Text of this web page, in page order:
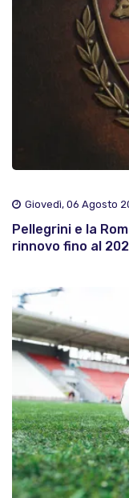
Giovedì, 06 Agosto
Pellegrini e la
rinnovo fino al